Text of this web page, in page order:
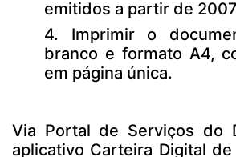
emitidos a partir de
4. Imprimir o
branco e formato A4,
em página única.
Via Portal de Serviços do
aplicativo Carteira Digital